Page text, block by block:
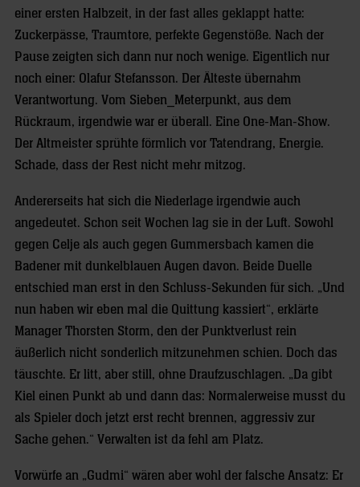
einer ersten Halbzeit, in der fast alles geklappt hatte:
Zuckerpässe, Traumtore, perfekte Gegenstöße. Nach der
Pause zeigten sich dann nur noch wenige. Eigentlich nur
noch einer: Olafur Stefansson. Der Älteste übernahm
Verantwortung. Vom Sieben_Meterpunkt, aus dem
Rückraum, irgendwie war er überall. Eine One-Man-Show.
Der Altmeister sprühte förmlich vor Tatendrang, Energie.
Schade, dass der Rest nicht mehr mitzog.
Andererseits hat sich die Niederlage irgendwie auch
angedeutet. Schon seit Wochen lag sie in der Luft. Sowohl
gegen Celje als auch gegen Gummersbach kamen die
Badener mit dunkelblauen Augen davon. Beide Duelle
entschied man erst in den Schluss-Sekunden für sich. „Und
nun haben wir eben mal die Quittung kassiert“, erklärte
Manager Thorsten Storm, den der Punktverlust rein
äußerlich nicht sonderlich mitzunehmen schien. Doch das
täuschte. Er litt, aber still, ohne Draufzuschlagen. „Da gibt
Kiel einen Punkt ab und dann das: Normalerweise musst du
als Spieler doch jetzt erst recht brennen, aggressiv zur
Sache gehen.“ Verwalten ist da fehl am Platz.
Vorwürfe an „Gudmi“ wären aber wohl der falsche Ansatz: Er